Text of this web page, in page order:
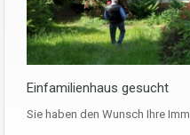
Einfamilienhaus gesucht
Sie haben den Wunsch Ihre